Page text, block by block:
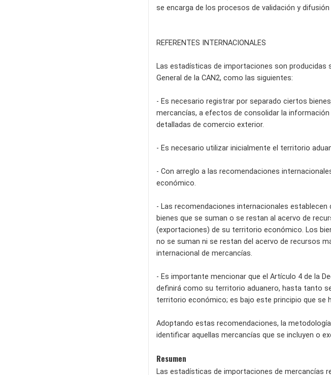
se encarga de los procesos de validación y
REFERENTES INTERNACIONALES
Las estadísticas de importaciones son producidas
General de la CAN2, como las siguientes:
- Es necesario registrar por separado ciertos
mercancías, a efectos de consolidar la
detalladas de comercio exterior.
- Es necesario utilizar inicialmente el territorio
- Con arreglo a las recomendaciones
económico.
- Las recomendaciones internacionales
bienes que se suman o se restan al acervo de
(exportaciones) de su territorio económico. Los
no se suman ni se restan del acervo de recursos
internacional de mercancías.
- Es importante mencionar que el Artículo 4 de la
definirá como su territorio aduanero, hasta tanto
territorio económico; es bajo este principio que se
Adoptando estas recomendaciones, la
identificar aquellas mercancías que se incluyen o
Resumen
Las estadísticas de importaciones de mercancías